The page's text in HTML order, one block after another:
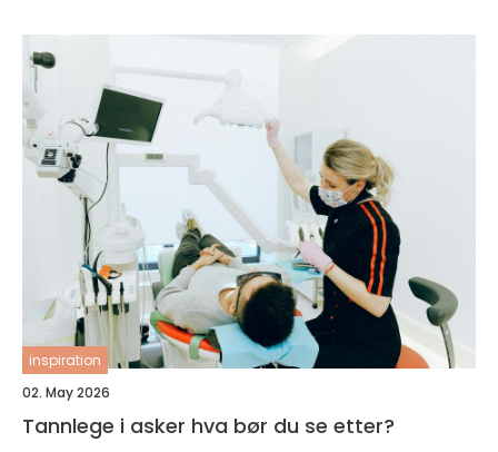
inspiration
02. May 2026
Tannlege i asker hva bør du se etter?